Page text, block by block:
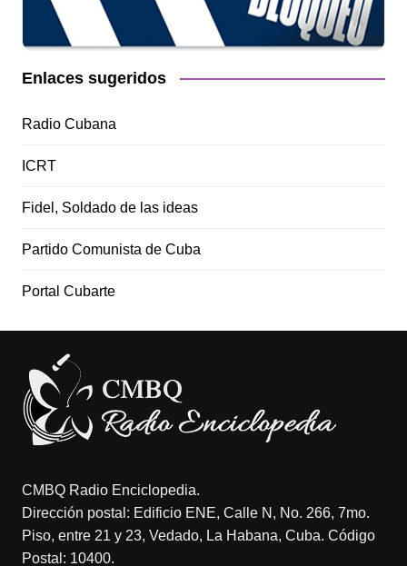
Enlaces sugeridos
Radio Cubana
ICRT
Fidel, Soldado de las ideas
Partido Comunista de Cuba
Portal Cubarte
CMBQ Radio Enciclopedia.
Dirección postal: Edificio ENE, Calle N, No. 266, 7mo.
Piso, entre 21 y 23, Vedado, La Habana, Cuba. Código
Postal: 10400.